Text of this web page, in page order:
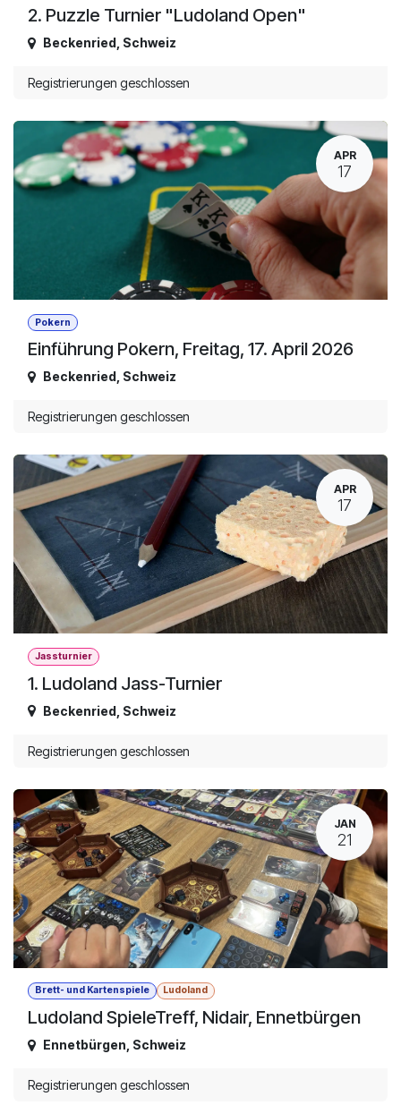
2. Puzzle Turnier "Ludoland Open"
Beckenried Schweiz
Registrierungen geschlossen
APR
17
Pokern
Einführung Pokern, Freitag, 17. April 2026
Beckenried Schweiz
Registrierungen geschlossen
APR
17
Jassturnier
1. Ludoland Jass-Turnier
Beckenried Schweiz
Registrierungen geschlossen
JAN
21
Brett- und Kartenspiele Ludoland
Ludoland SpieleTreff, Nidair, Ennetbürgen
Ennetbürgen Schweiz
Registrierungen geschlossen